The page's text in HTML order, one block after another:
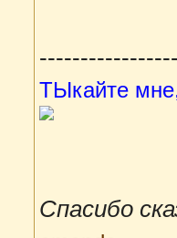
ТЫкайте
Спасибо